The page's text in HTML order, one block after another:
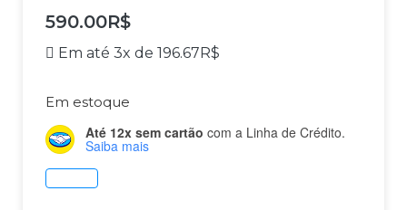
590.00R$
Em até 3x de 196.67 R$
Em estoque
Até 12x sem cartão com a Linha de Crédito.
Saiba mais